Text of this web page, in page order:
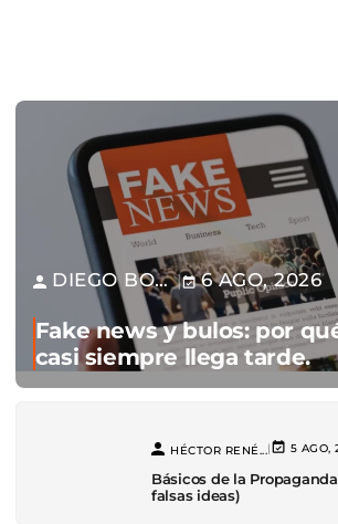
DIEGO BONASORTE | 6 AGO, 2026
Fake news y bulos: por
casi siempre llega tarde.
HÉCTOR RENÉ...| 5 AGO,
Básicos de la
falsas ideas)